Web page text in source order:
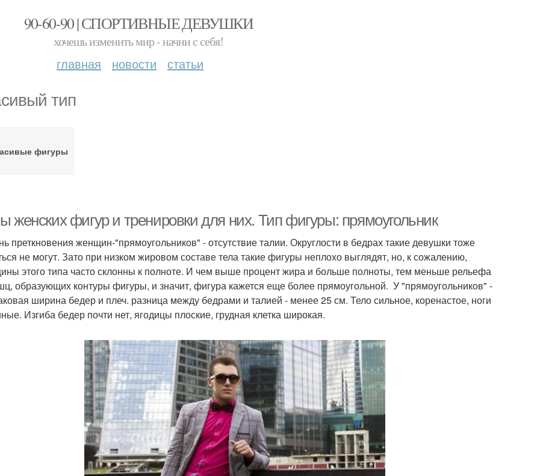
90-60-90 | СПОРТИВНЫЕ ДЕВУШКИ
хочешь изменить мир - начни с себя!
главная новости статьи
тип
фигуры
женских фигур и тренировки для них. Тип фигуры: прямоугольник
преткновения женщин-"прямоугольников" - отсутствие талии. Округлости в бедрах такие девушки тоже
не могут. Зато при низком жировом составе тела такие фигуры неплохо выглядят, но, к сожалению,
этого типа часто склонны к полноте. И чем выше процент жира и больше полноты, тем меньше рельефа
образующих контуры фигуры, и значит, фигура кажется еще более прямоугольной. У "прямоугольников" -
ширина бедер и плеч. разница между бедрами и талией - менее 25 см. Тело сильное, коренастое, ноги
Изгиба бедер почти нет, ягодицы плоские, грудная клетка широкая.